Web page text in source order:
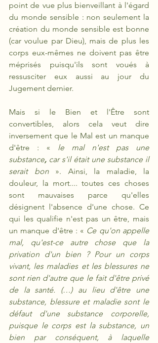
point de vue plus bienveillant à l'égard
du monde sensible : non seulement la
création du monde sensible est bonne
(car voulue par Dieu), mais de plus les
corps eux-mêmes ne doivent pas être
méprisés puisqu'ils sont voués à
ressusciter eux aussi au jour du
Jugement dernier.
Mais si le Bien et l'Être sont
convertibles, alors cela veut dire
inversement que le Mal est un manque
d'être : « le mal n'est pas une
substance, car s'il était une substance il
serait bon ». Ainsi, la maladie, la
douleur, la mort.... toutes ces choses
sont mauvaises parce qu'elles
désignent l'absence d'une chose. Ce
qui les qualifie n'est pas un être, mais
un manque d'être : « Ce qu'on appelle
mal, qu'est-ce autre chose que la
privation d'un bien ? Pour un corps
vivant, les maladies et les blessures ne
sont rien d'autre que le fait d'être privé
de la santé. (…) au lieu d'être une
substance, blessure et maladie sont le
défaut d'une substance corporelle,
puisque le corps est la substance, un
bien par conséquent, à laquelle